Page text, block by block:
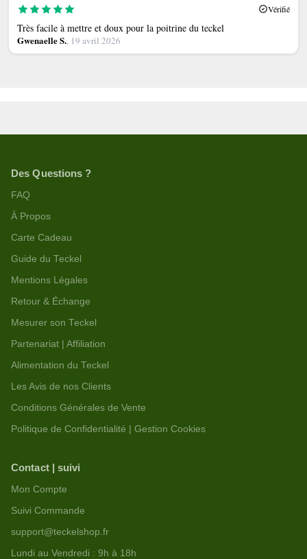
Vérifié
Très facile à mettre et doux pour la poitrine du teckel
Gwenaelle S., 19 avril 2026
Des Questions ?
FAQ
À Propos
Carte Cadeau
Guide du Teckel
Mentions Légales
Retour & Échange
Mesurer son Teckel
Partenariat | Affiliation
Alimentation du Teckel
Les Avis de nos Clients
Conditions Générales de Vente
Politique de Confidentialité | Gestion Cookies
Contact | suivi
Mon Compte
Suivi Commande
support@teckelshop.fr
Lundi au Vendredi : 9h à 18h